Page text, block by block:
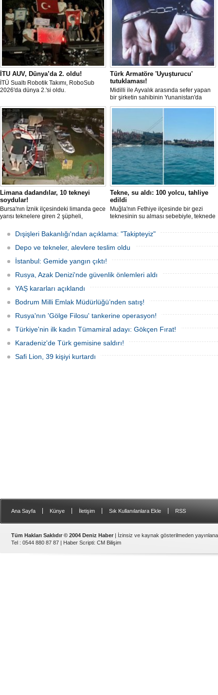
İTU AUV, Dünya’da 2. oldu!
İTÜ Sualtı Robotik Takımı, RoboSub
2026'da dünya 2.'si oldu.
Türk Armatöre 'Uyuşturucu'
tutuklaması!
Midilli ile Ayvalık arasında sefer yapan
bir şirketin sahibinin Yunanistan'da
tutuklandığı bildirildi.
Limana dadandılar, 10 tekneyi
soydular!
Bursa'nın İznik ilçesindeki limanda gece
yarısı teknelere giren 2 şüpheli,
çaldı. Olay, güvenlik kameralarına
yansıdı, tekne sahiplerinin ihbarıyla
jandarma inceleme başlattı.
Tekne, su aldı: 100 yolcu, tahliye
edildi
Muğla'nın Fethiye ilçesinde bir gezi
teknesinin su alması sebebiyle, teknede
teknenin batmaması için bölgede
kurtarma çalışması başlatıldı.
Dışişleri Bakanlığı'ndan açıklama: "Takipteyiz"
Depo ve tekneler, alevlere teslim oldu
İstanbul: Gemide yangın çıktı!
Rusya, Azak Denizi'nde güvenlik önlemleri aldı
YAŞ kararları açıklandı
Bodrum Milli Emlak Müdürlüğü’nden satış!
Rusya'nın 'Gölge Filosu' tankerine operasyon!
Türkiye'nin ilk kadın Tümamiral adayı: Gökçen Fırat!
Karadeniz'de Türk gemisine saldırı!
Safi Lion, 39 kişiyi kurtardı
Ana Sayfa Künye İletişim Sık Kullanılanlara Ekle RSS
Tüm Hakları Saklıdır © 2004 Deniz Haber | İzinsiz ve kaynak gösterilmeden
Tel : 0544 880 87 87 | Haber Scripti: CM Bilişim